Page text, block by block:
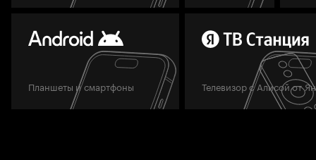
Планшеты и смартфоны Телевизор с Алисой от